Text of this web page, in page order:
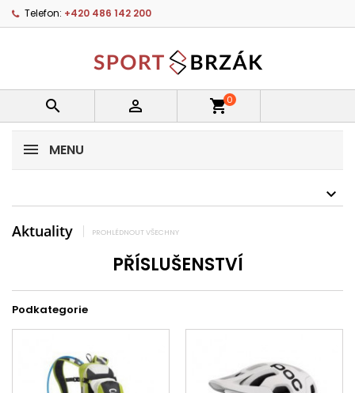
Telefon: +420 486 142 200
  shopping_cart0
MENU
Aktuality PROHLÉDNOUT VŠECHNY
PŘÍSLUŠENSTVÍ
Podkategorie